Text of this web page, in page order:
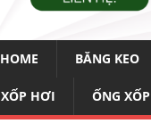
HOME BĂNG KEO
XỐP HƠI ỐNG XỐP